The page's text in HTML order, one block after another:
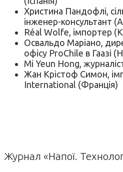
Христина Пандофлі,
інженер-консультант
Réal Wolfe, імпортер
Освальдо Маріано,
офісу ProChile в Гаазі
Mi Yeun Hong,
Жан Крістоф Симон,
International (Франція)
Журнал «Напої.